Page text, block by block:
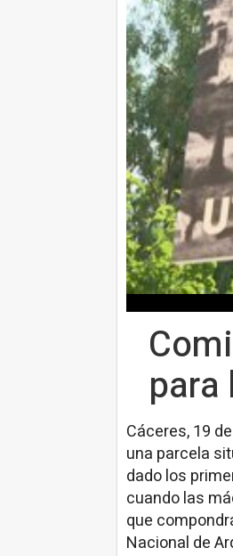
para
Cáceres, 19
una parcela
dado los
cuando las
que
Nacional de